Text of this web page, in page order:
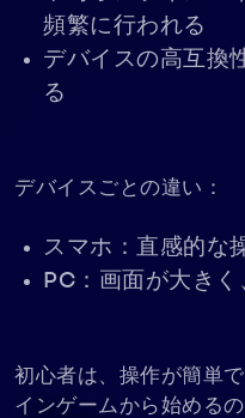
頻繁に行われる
デバイスの高互換
る
デバイスごとの違い：
スマホ：直感的な
PC：画面が大き
初心者は、操作が簡単
インゲームから始める